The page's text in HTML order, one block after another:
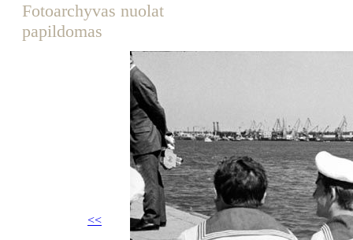
Fotoarchyvas nuolat
papildomas
<<